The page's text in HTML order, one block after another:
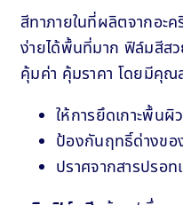
สีทาภายในที่ผลิตจากอะ
ง่ายได้พื้นที่มาก ฟิล์มสีส
คุ้มค่า คุ้มราคา โดยมีคุ
ให้การยึดเกาะพื้น
ป้องกันฤทธิ์ด่างขอ
ปราศจากสารปรอท